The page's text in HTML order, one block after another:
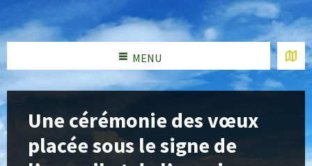
MENU
Une cérémonie des vœux
placée sous le signe de